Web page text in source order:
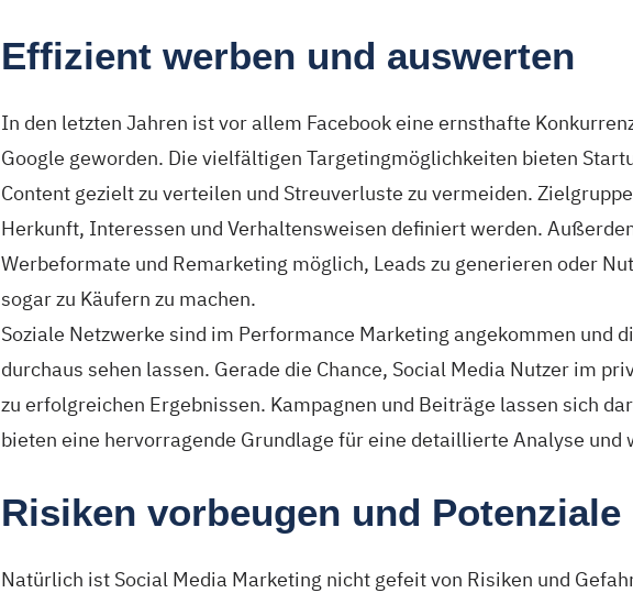
Effizient werben und auswerten
In den letzten Jahren ist vor allem Facebook eine ernsthafte
Google geworden. Die vielfältigen Targetingmöglichkeiten bieten
Content gezielt zu verteilen und Streuverluste zu vermeiden.
Herkunft, Interessen und Verhaltensweisen definiert werden.
Werbeformate und Remarketing möglich, Leads zu generieren oder
sogar zu Käufern zu machen.
Soziale Netzwerke sind im Performance Marketing angekommen und
durchaus sehen lassen. Gerade die Chance, Social Media Nutzer im
zu erfolgreichen Ergebnissen. Kampagnen und Beiträge lassen sich
bieten eine hervorragende Grundlage für eine detaillierte Analyse und
Risiken vorbeugen und Potenziale
Natürlich ist Social Media Marketing nicht gefeit von Risiken und